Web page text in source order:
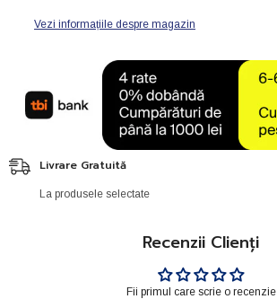
Vezi informațiile despre magazin
Livrare Gratuită
La produsele selectate
Recenzii Clienți
Fii primul care scrie o recenzie